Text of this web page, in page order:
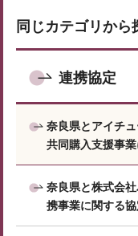
同じカテゴリから
連携協定
奈良県とアイチ
共同購入支援事
奈良県と株式会
携事業に関する